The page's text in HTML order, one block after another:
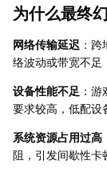
为什么最终
网络传输延迟 ：
络波动或带宽不足
设备性能不足 ：
要求较高，低配设
系统资源占用过高
阻，引发间歇性卡